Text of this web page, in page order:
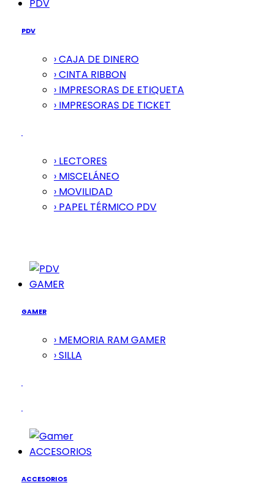
PDV
PDV
› CAJA DE DINERO
› CINTA RIBBON
› IMPRESORAS DE ETIQUETA
› IMPRESORAS DE TICKET
› LECTORES
› MISCELÁNEO
› MOVILIDAD
› PAPEL TÉRMICO PDV
GAMER
GAMER
› MEMORIA RAM GAMER
› SILLA
ACCESORIOS
ACCESORIOS